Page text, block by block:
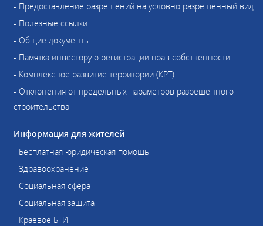
- Предоставление разрешений на условно разрешенный вид
- Полезные ссылки
- Общие документы
- Памятка инвестору о регистрации прав собственности
- Комплексное развитие территории (КРТ)
- Отклонения от предельных параметров разрешенного
строительства
Информация для жителей
- Бесплатная юридическая помощь
- Здравоохранение
- Социальная сфера
- Социальная защита
- Краевое БТИ